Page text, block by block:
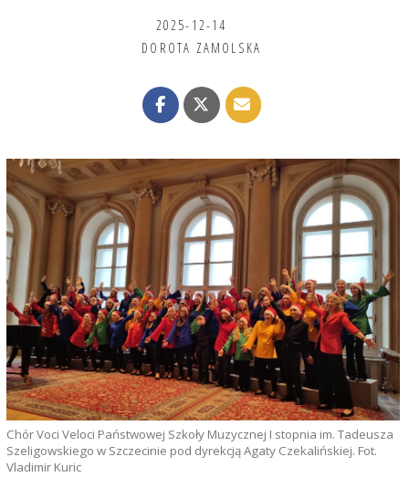
2025-12-14
DOROTA ZAMOLSKA
Chór Voci Veloci Państwowej Szkoły Muzycznej I stopnia im. Tadeusza
Szeligowskiego w Szczecinie pod dyrekcją Agaty Czekalińskiej. Fot.
Vladimir Kuric